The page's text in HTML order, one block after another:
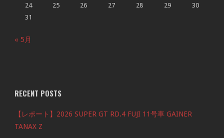
24
25 26 27 28 29
30
31
« 5月
RECENT POSTS
【レポート】2026 SUPER GT RD.4 FUJI 11号車 GAINER
TANAX Z